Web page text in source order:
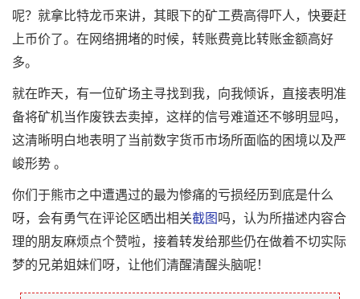
呢？就拿比特龙币来讲，其眼下的矿工费高得吓人，快要赶
上币价了。在网络拥堵的时候，转账费竟比转账金额高好
多。
就在昨天，有一位矿场主寻找到我，向我倾诉，直接表明准
备将矿机当作废铁去卖掉，这样的信号难道还不够明显吗，
这清晰明白地表明了当前数字货币市场所面临的困境以及严
峻形势 。
你们于熊市之中遭遇过的最为惨痛的亏损经历到底是什么
呀，会有勇气在评论区晒出相关截图 吗，认为所描述内容合
理的朋友麻烦点个赞啦，接着转发给那些仍在做着不切实际
梦的兄弟姐妹们呀，让他们清醒清醒头脑呢！